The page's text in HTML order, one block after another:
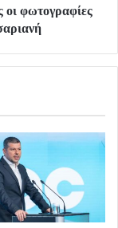
οι φωτογραφίες